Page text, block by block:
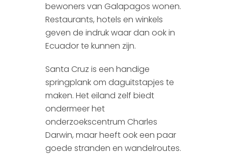
bewoners van Galapagos wonen.
Restaurants, hotels en winkels
geven de indruk waar dan ook in
Ecuador te kunnen zijn.
Santa Cruz is een handige
springplank om daguitstapjes te
maken. Het eiland zelf biedt
ondermeer het
onderzoekscentrum Charles
Darwin, maar heeft ook een paar
goede stranden en wandelroutes.